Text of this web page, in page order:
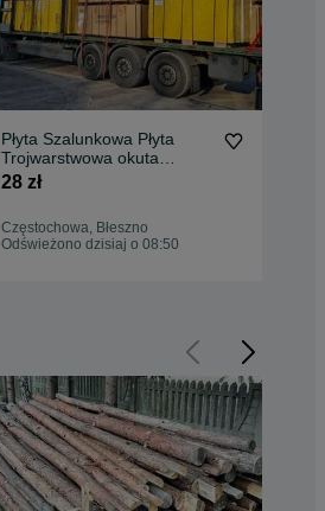
Płyta Szalunkowa Płyta
Trojwarstwowa okuta
stemple budowlane Głowice
podpory metalowe szalunki
stropowe
28 zł
Częstochowa, Błeszno
Odświeżono dzisiaj o 08:50